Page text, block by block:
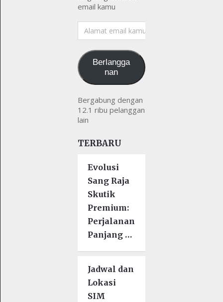
email kamu
Alamat
email
Berlangga
nan
Bergabung dengan
12.1 ribu pelanggan
lain
TERBARU
Evolusi
Sang Raja
Skutik
Premium:
Perjalanan
Panjang …
Jadwal dan
Lokasi
SIM